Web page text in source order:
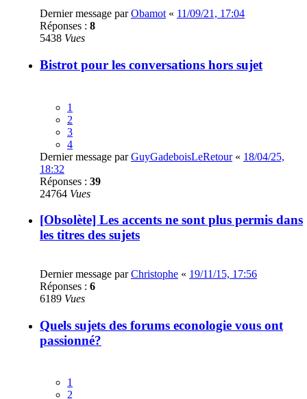
Dernier message parObamot « 11/09/21, 17:04
Réponses : 8
5438 Vues
Bistrot pour les conversations hors sujet
1
2
3
4
Dernier message parGuyGadeboisLeRetour« 18/04/25,
18:32
Réponses : 39
24764 Vues
[Obsolète] Les accents ne sont plus permis dans
les titres des sujets
Dernier message parChristophe « 19/11/15, 17:56
Réponses : 6
6189 Vues
Quels sujets des forums econologie vous ont
passionné?
1
2